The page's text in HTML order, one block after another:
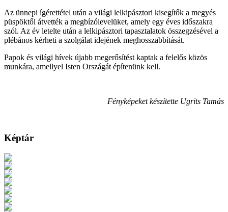
Az ünnepi ígérettétel után a világi lelkipásztori kisegítők a megyés
püspöktől átvették a megbízólevelüket, amely egy éves időszakra
szól. Az év letelte után a lelkipásztori tapasztalatok összegzésével a
plébános kérheti a szolgálat idejének meghosszabbítását.
Papok és világi hívek újabb megerősítést kaptak a felelős közös
munkára, amellyel Isten Országát építenünk kell.
Fényképeket készítette Ugrits Tamás
Képtár